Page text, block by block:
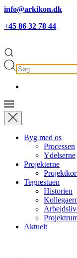
info@arkikon.dk
+45 86 32 78 44
Byg med os
Processen
Ydelserne
Projekterne
Tegnestuen
Historien
Aktuelt